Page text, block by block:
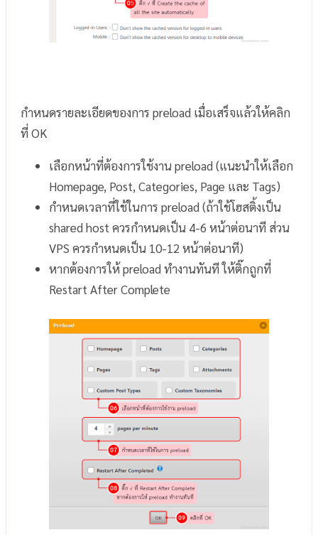
กำหนดรายละเอียดของการ preload เมื่อเสร็จแล้วให้คลิก
ที่ OK
เลือกหน้าที่ต้องการใช้งาน preload (แนะนำให้เลือก
Homepage, Post, Categories, Page และ Tags)
กำหนดเวลาที่ใช้ในการ preload (ถ้าใช้โฮสติ้งเป็น
shared host ควรกำหนดเป็น 4-6 หน้าต่อนาที ส่วน
VPS ควรกำหนดเป็น 10-12 หน้าต่อนาที)
หากต้องการให้ preload ทำงานทันที ให้ติ๊กถูกที่
Restart After Complete